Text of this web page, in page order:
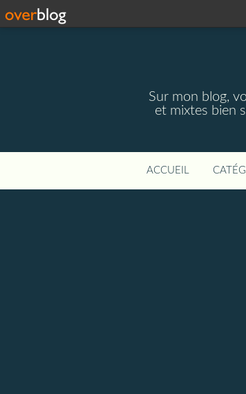
Sur mon blog,
et mixtes bien
ACCUEIL